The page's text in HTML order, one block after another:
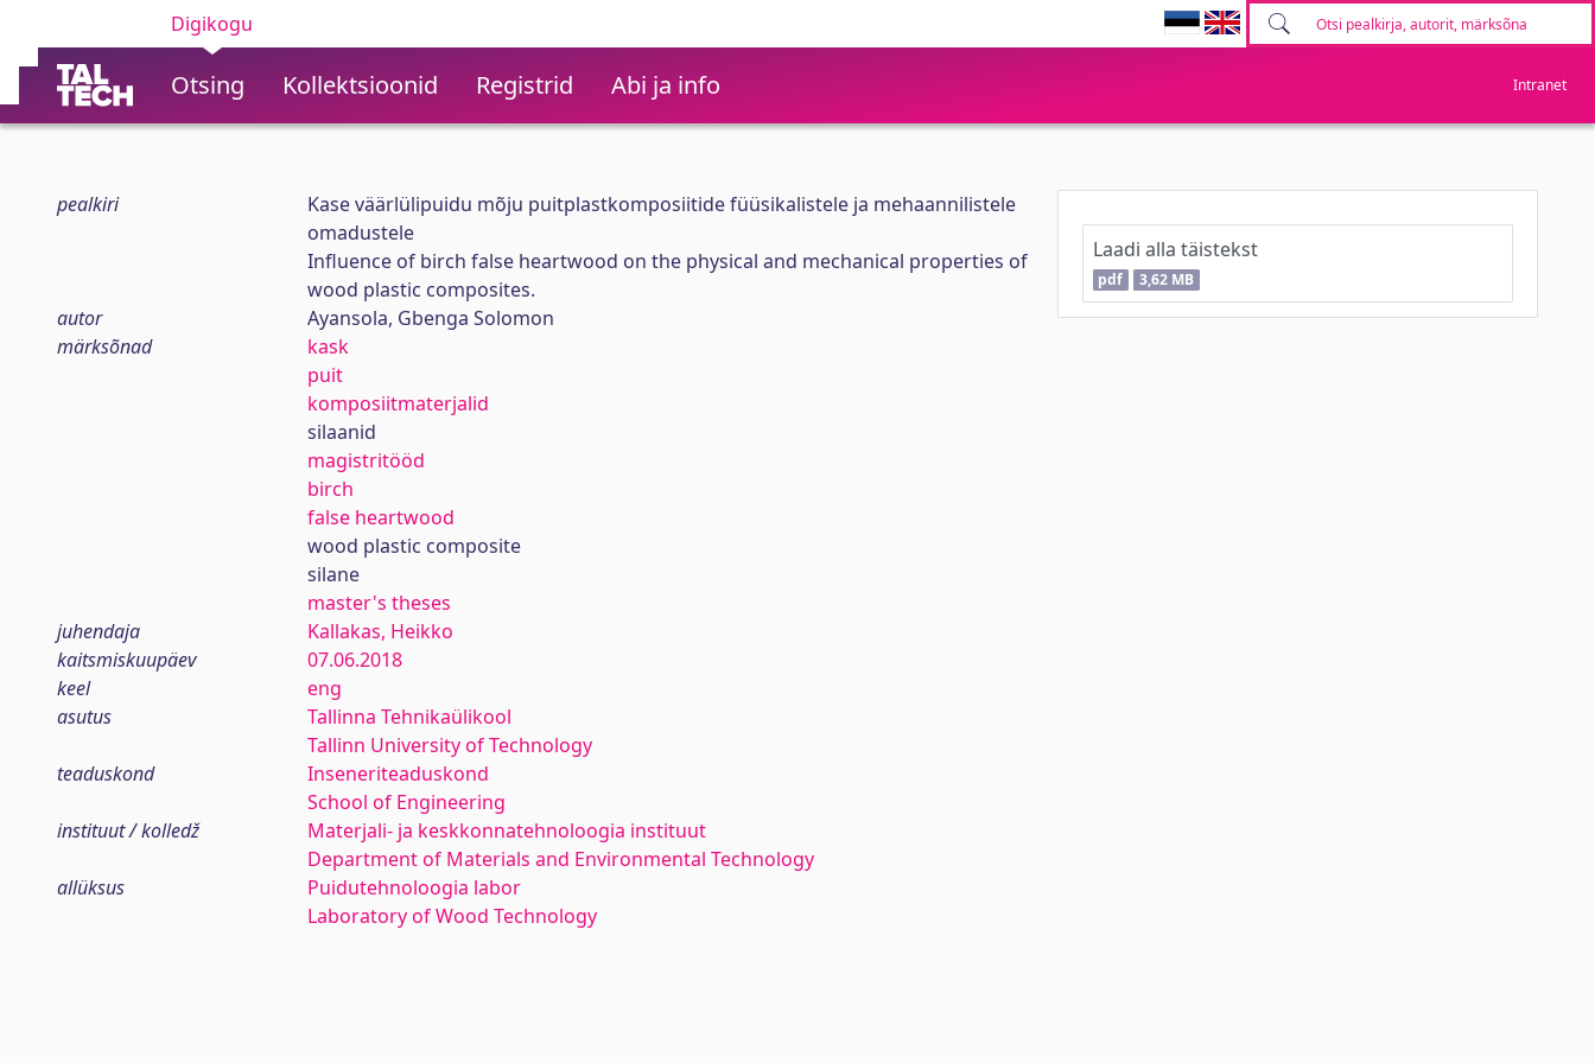
Digikogu
Otsing Kollektsioonid Registrid Abi ja info Intranet
pealkiri
Kase väärlülipuidu mõju puitplastkomposiitide füüsikalistele ja mehaannilistele
omadustele
Influence of birch false heartwood on the physical and mechanical properties of
wood plastic composites.
autor
Ayansola, Gbenga Solomon
märksõnad
kask
puit
komposiitmaterjalid
silaanid
magistritööd
birch
false heartwood
wood plastic composite
silane
master's theses
juhendaja
Kallakas, Heikko
kaitsmiskuupäev
07.06.2018
keel
eng
asutus
Tallinna Tehnikaülikool
Tallinn University of Technology
teaduskond
Inseneriteaduskond
School of Engineering
instituut / kolledž
Materjali- ja keskkonnatehnoloogia instituut
Department of Materials and Environmental Technology
allüksus
Puidutehnoloogia labor
Laboratory of Wood Technology
Laadi alla täistekst
pdf 3,62 MB